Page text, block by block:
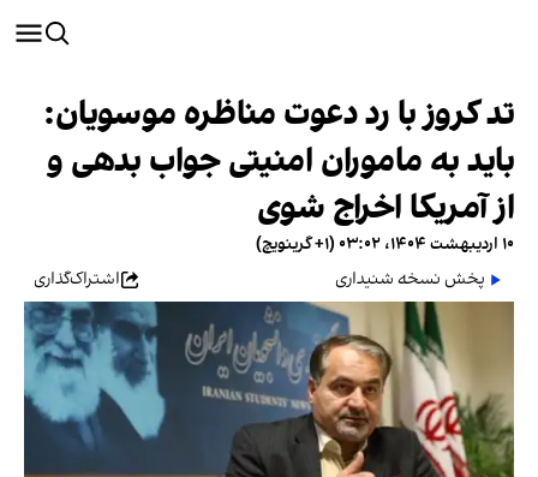
تد کروز با رد دعوت مناظره موسویان:
باید به ماموران امنیتی جواب بدهی و
از آمریکا اخراج شوی
۱۰ اردیبهشت ۱۴۰۴، ۰۳:۰۲ (‎+۱ گرینویچ)
پخش نسخه شنیداری
اشتراک‌گذاری